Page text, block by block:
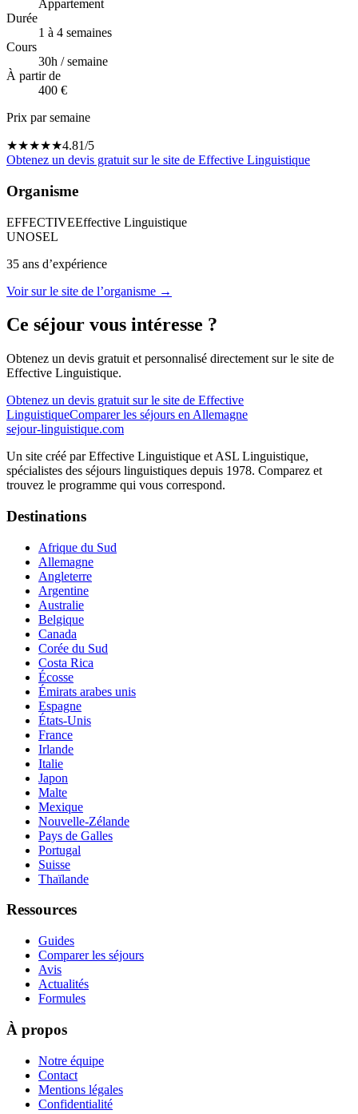
Appartement
Durée
1 à 4 semaines
Cours
30h / semaine
À partir de
400 €
Prix par semaine
★★★★★4.81/5
Obtenez un devis gratuit sur le site de Effective Linguistique
Organisme
EFFECTIVEEffective Linguistique
UNOSEL
35 ans d’expérience
Voir sur le site de l’organisme →
Ce séjour vous intéresse ?
Obtenez un devis gratuit et personnalisé directement sur le site de
Effective Linguistique.
Obtenez un devis gratuit sur le site de Effective
LinguistiqueComparer les séjours en Allemagne
sejour-linguistique.com
Un site créé par Effective Linguistique et ASL Linguistique,
spécialistes des séjours linguistiques depuis 1978. Comparez et
trouvez le programme qui vous correspond.
Destinations
Afrique du Sud
Allemagne
Angleterre
Argentine
Australie
Belgique
Canada
Corée du Sud
Costa Rica
Écosse
Émirats arabes unis
Espagne
États-Unis
France
Irlande
Italie
Japon
Malte
Mexique
Nouvelle-Zélande
Pays de Galles
Portugal
Suisse
Thaïlande
Ressources
Guides
Comparer les séjours
Avis
Actualités
Formules
À propos
Notre équipe
Contact
Mentions légales
Confidentialité